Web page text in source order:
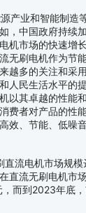
产业和智能制造
，中国政府持续
机市场的快速增
无刷电机作为节
越多的关注和采
人民生活水平的
以其卓越的性能
费者对产品的性
效、节能、低噪
流电机市场规
直流无刷电机市
而到2023年底